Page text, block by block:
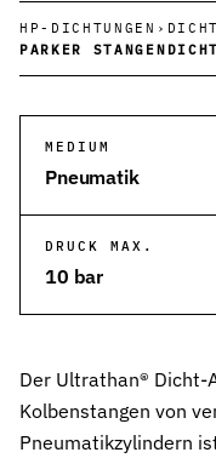
Wehrtechnik &
Stangendichtungen
Dichtungen für
Sichere Abdichtung
O-Ringe
Dichtungslösungen
Abstreifer
Effektiver Schutz vor
HP-DICHTUNGEN ›
PARKER
MEDIUM
Pneumatik
DRUCK MAX.
10 bar
Der Ultrathan® Dicht-
Kolbenstangen von
Pneumatikzylindern